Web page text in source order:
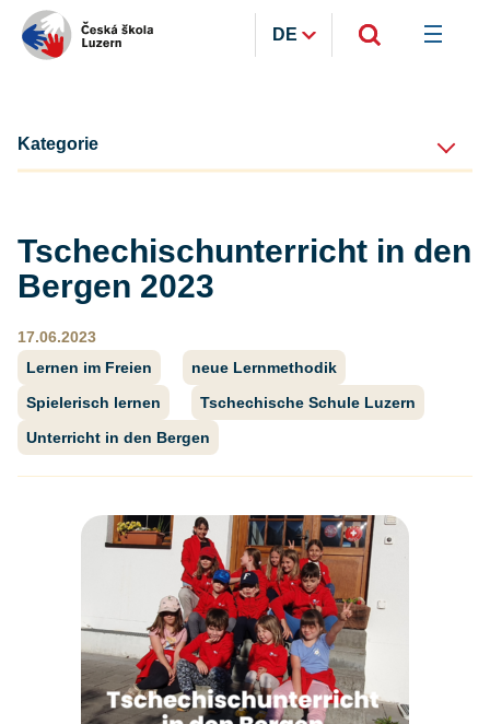
DE
Tschechischunterricht in den
Bergen 2023
17.06.2023
Lernen im Freien
neue Lernmethodik
Spielerisch lernen
Tschechische Schule Luzern
Unterricht in den Bergen
Kategorie